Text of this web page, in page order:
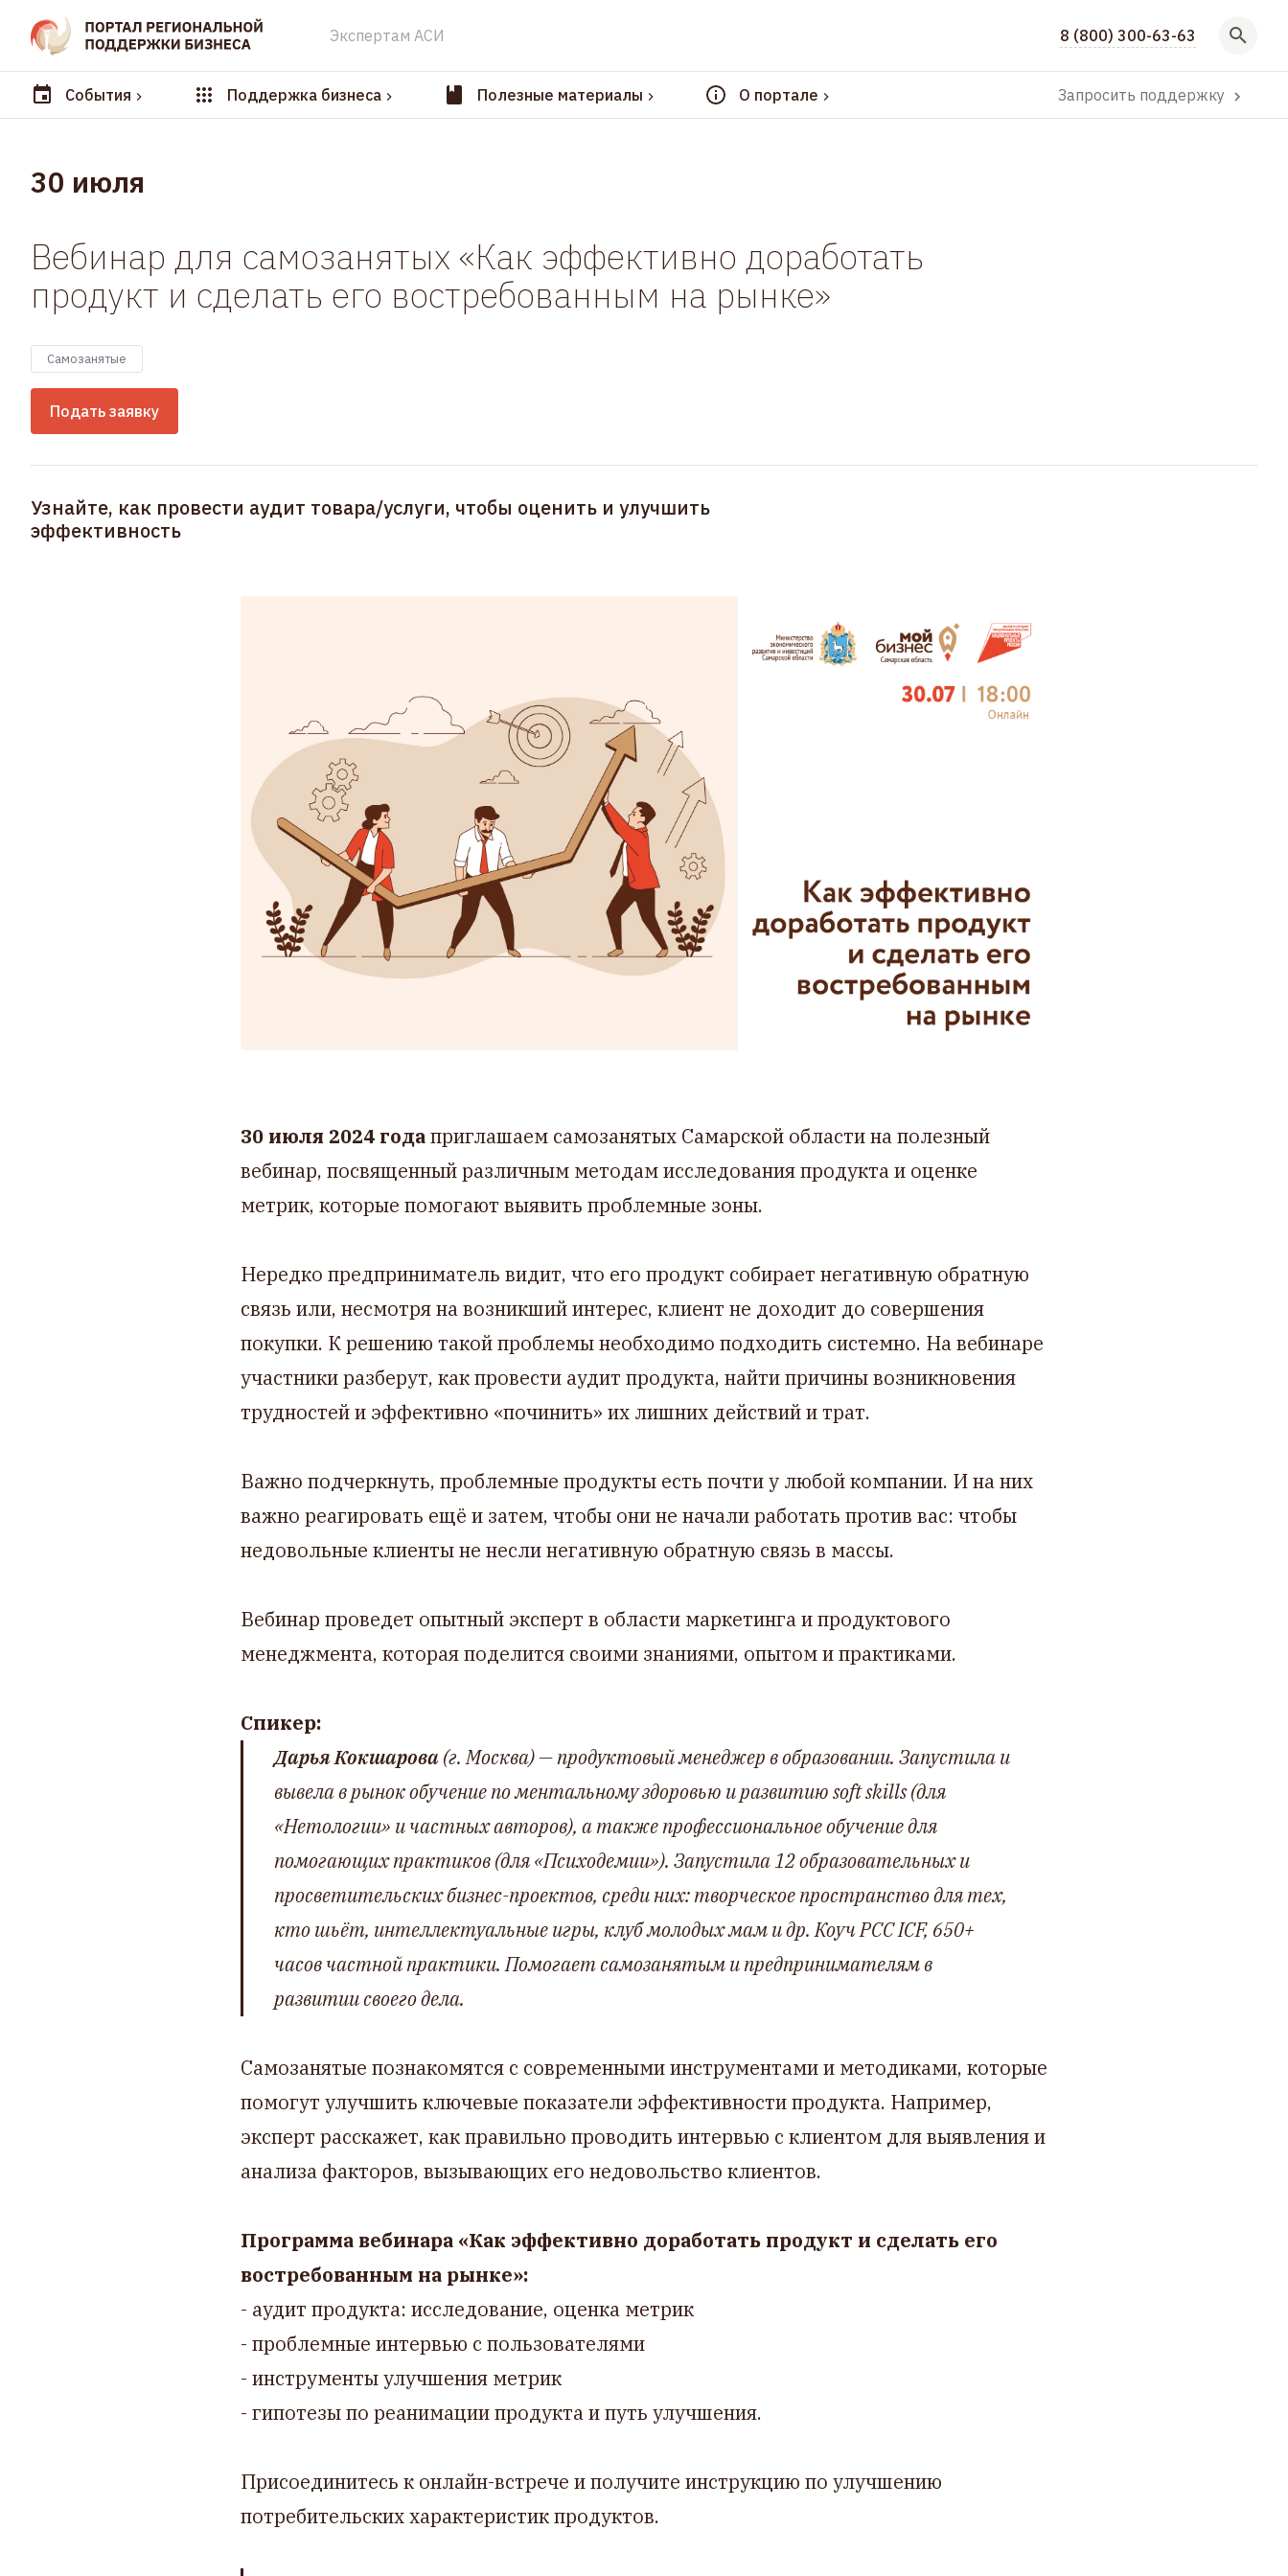
Экспертам АСИ 8 (800) 300-63-63
События Поддержка бизнеса Полезные материалы О портале Запросить поддержку
30 июля
Вебинар для самозанятых «Как эффективно доработать
продукт и сделать его востребованным на рынке»
Самозанятые
Подать заявку
Узнайте, как провести аудит товара/услуги, чтобы оценить и улучшить
эффективность
30 июля 2024 годаприглашаем самозанятых Самарской области на полезный
вебинар, посвященный различным методам исследования продукта и оценке
метрик, которые помогают выявить проблемные зоны.
Нередко предприниматель видит, что его продукт собирает негативную обратную
связь или, несмотря на возникший интерес, клиент не доходит до совершения
покупки. К решению такой проблемы необходимо подходить системно. На вебинаре
участники разберут, как провести аудит продукта, найти причины возникновения
трудностей и эффективно «починить» их лишних действий и трат.
Важно подчеркнуть, проблемные продукты есть почти у любой компании. И на них
важно реагировать ещё и затем, чтобы они не начали работать против вас: чтобы
недовольные клиенты не несли негативную обратную связь в массы.
Вебинар проведет опытный эксперт в области маркетинга и продуктового
менеджмента, которая поделится своими знаниями, опытом и практиками.
Спикер:
Дарья Кокшарова(г. Москва) — продуктовый менеджер в образовании. Запустила и
вывела в рынок обучение по ментальному здоровью и развитию soft skills (для
«Нетологии» и частных авторов), а также профессиональное обучение для
помогающих практиков (для «Психодемии»). Запустила 12 образовательных и
просветительских бизнес-проектов, среди них: творческое пространство для тех,
кто шьёт, интеллектуальные игры, клуб молодых мам и др. Коуч PCC ICF, 650+
часов частной практики. Помогает самозанятым и предпринимателям в
развитии своего дела.
Самозанятые познакомятся с современными инструментами и методиками, которые
помогут улучшить ключевые показатели эффективности продукта. Например,
эксперт расскажет, как правильно проводить интервью с клиентом для выявления и
анализа факторов, вызывающих его недовольство клиентов.
Программа вебинара «Как эффективно доработать продукт и сделать его
востребованным на рынке»:
- аудит продукта: исследование, оценка метрик
- проблемные интервью с пользователями
- инструменты улучшения метрик
- гипотезы по реанимации продукта и путь улучшения.
Присоединитесь к онлайн-встрече и получите инструкцию по улучшению
потребительских характеристик продуктов.